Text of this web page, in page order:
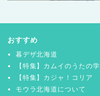
おすすめ
暮デザ北海道
【特集】カムイのうたの
【特集】カジャ！コリア
モウラ北海道について